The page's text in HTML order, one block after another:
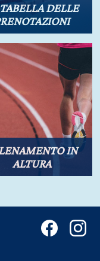
DELLE
IN
ALTURA